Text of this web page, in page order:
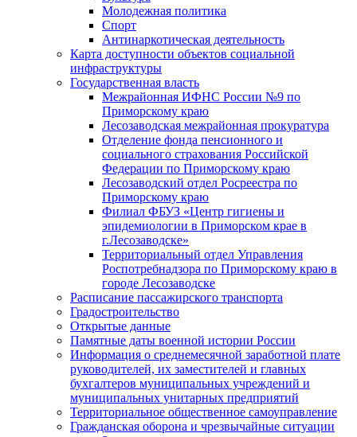
Молодежная политика
Спорт
Антинаркотическая деятельность
Карта доступности объектов социальной
инфраструктуры
Государственная власть
Межрайонная ИФНС России №9 по
Приморскому краю
Лесозаводская межрайонная прокуратура
Отделение фонда пенсионного и
социального страхования Российской
Федерации по Приморскому краю
Лесозаводский отдел Росреестра по
Приморскому краю
Филиал ФБУЗ «Центр гигиены и
эпидемиологии в Приморском крае в
г.Лесозаводске»
Территориальный отдел Управления
Роспотребнадзора по Приморскому краю в
городе Лесозаводске
Расписание пассажирского транспорта
Градостроительство
Открытые данные
Памятные даты военной истории России
Информация о среднемесячной заработной плате
руководителей, их заместителей и главных
бухгалтеров муниципальных учреждений и
муниципальных унитарных предприятий
Территориальное общественное самоуправление
Гражданская оборона и чрезвычайные ситуации